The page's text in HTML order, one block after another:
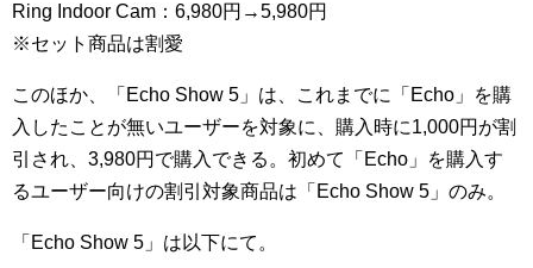
Ring Indoor Cam：6,980円→5,980円
※セット商品は割愛
このほか、「Echo Show 5」は、これまでに「Echo」を購
入したことが無いユーザーを対象に、購入時に1,000円が割
引され、3,980円で購入できる。初めて「Echo」を購入す
るユーザー向けの割引対象商品は「Echo Show 5」のみ。
「Echo Show 5」は以下にて。